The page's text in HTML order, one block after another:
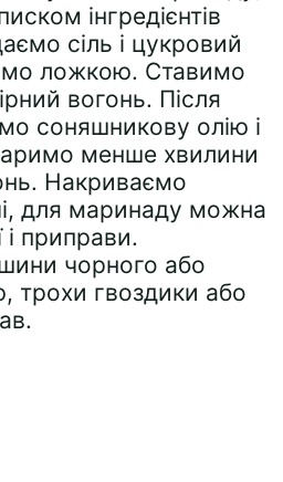
інгредієнтів
сіль і цукровий
ложкою. Ставимо
вогонь. Після
соняшникову олію і
менше хвилини
Накриваємо
для маринаду можна
і приправи.
чорного або
трохи гвоздики або